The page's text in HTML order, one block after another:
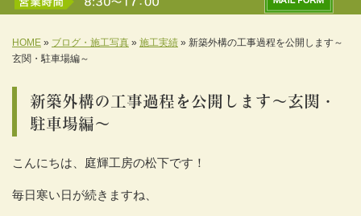
HOME » ブログ・施工写真 » 施工実績 » 新築外構の工事過程を公開します～
玄関・駐車場編～
新築外構の工事過程を公開します～玄関・
駐車場編～
こんにちは、庭輝工房の松下です！
毎日寒い日が続きますね、